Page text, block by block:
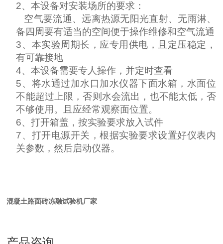
2、本设备对安装场所的要求：
空气要流通、远离热源无阳光直射、无雨淋、
备四周要有适当的空间便于操作维修和空气流通
3、 本实验周期长，应专用供电，且定压稳定，
有可靠接地
4、本设备需要专人操作，并定时查看
5、 将水通过加水口加水仪器下面水箱，水面位
不能超过上限，否则水会流出，也不能太低，否
不够使用。且应经常观察面位置。
6、打开箱盖，按实验要求放入试件
7、 打开电源开关，根据实验要求设置好仪表内
关参数，然后启动仪器。
混凝土路面砖冻融试验机厂家